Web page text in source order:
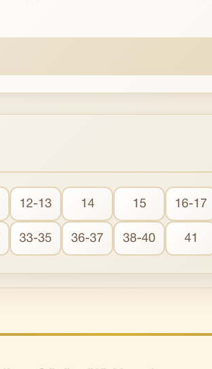
12-13 14 15 16-17
33-35 36-37 38-40 41